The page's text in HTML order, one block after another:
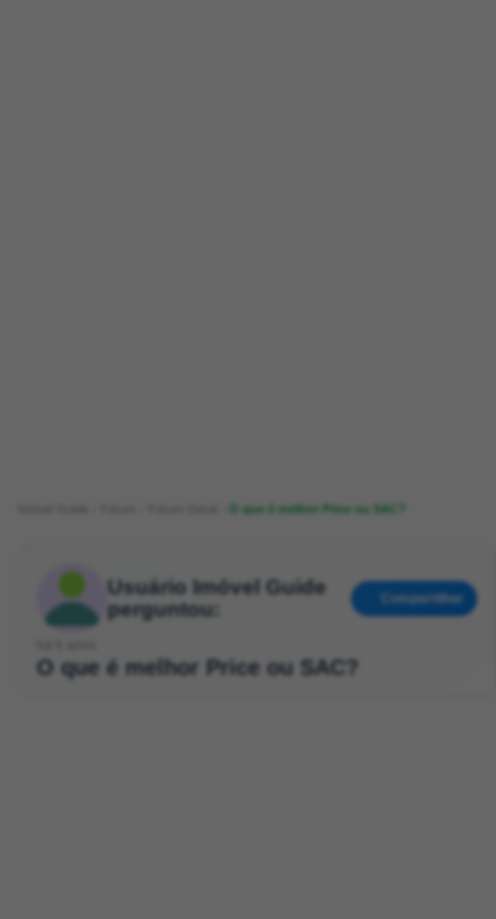
O que é melhor Price ou SAC?
Usuário Imóvel Guide
perguntou:
Compartilhar
O que é melhor Price ou SAC?